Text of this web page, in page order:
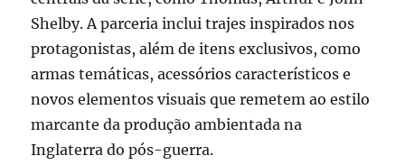
Shelby. A parceria inclui trajes inspirados nos
protagonistas, além de itens exclusivos, como
armas temáticas, acessórios característicos e
novos elementos visuais que remetem ao estilo
marcante da produção ambientada na
Inglaterra do pós-guerra.